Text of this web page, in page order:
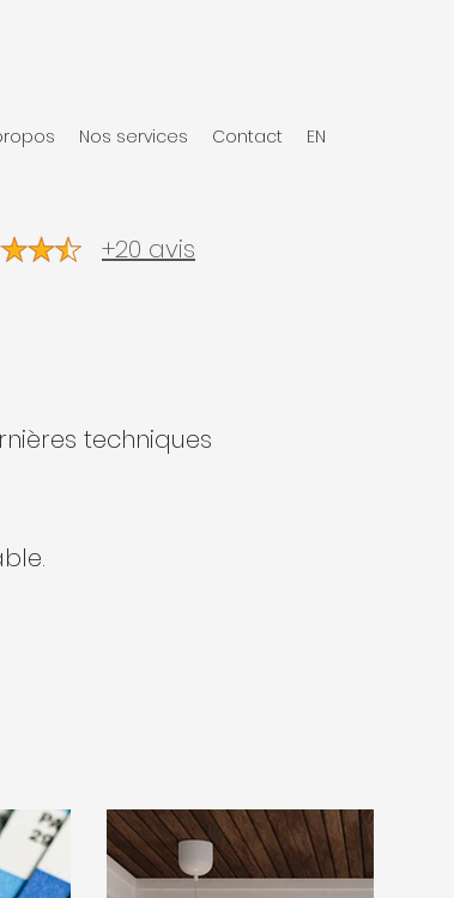
Nos services Contact EN
+20 avis
techniques